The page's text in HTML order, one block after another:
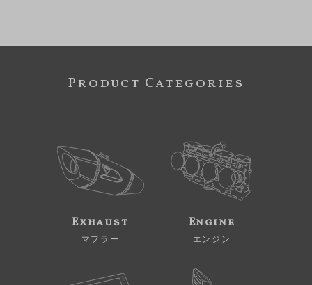
Product Categories
Exhaust
マフラー
Engine
エンジン